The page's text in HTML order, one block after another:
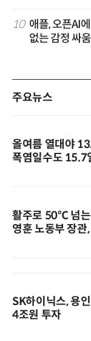
10 애플, 오픈AI
없는 감정 싸
주요뉴스
올여름 열대야
폭염일수도 15.7
활주로 50℃ 넘
영훈 노동부 장관
SK하이닉스, 용
4조원 투자